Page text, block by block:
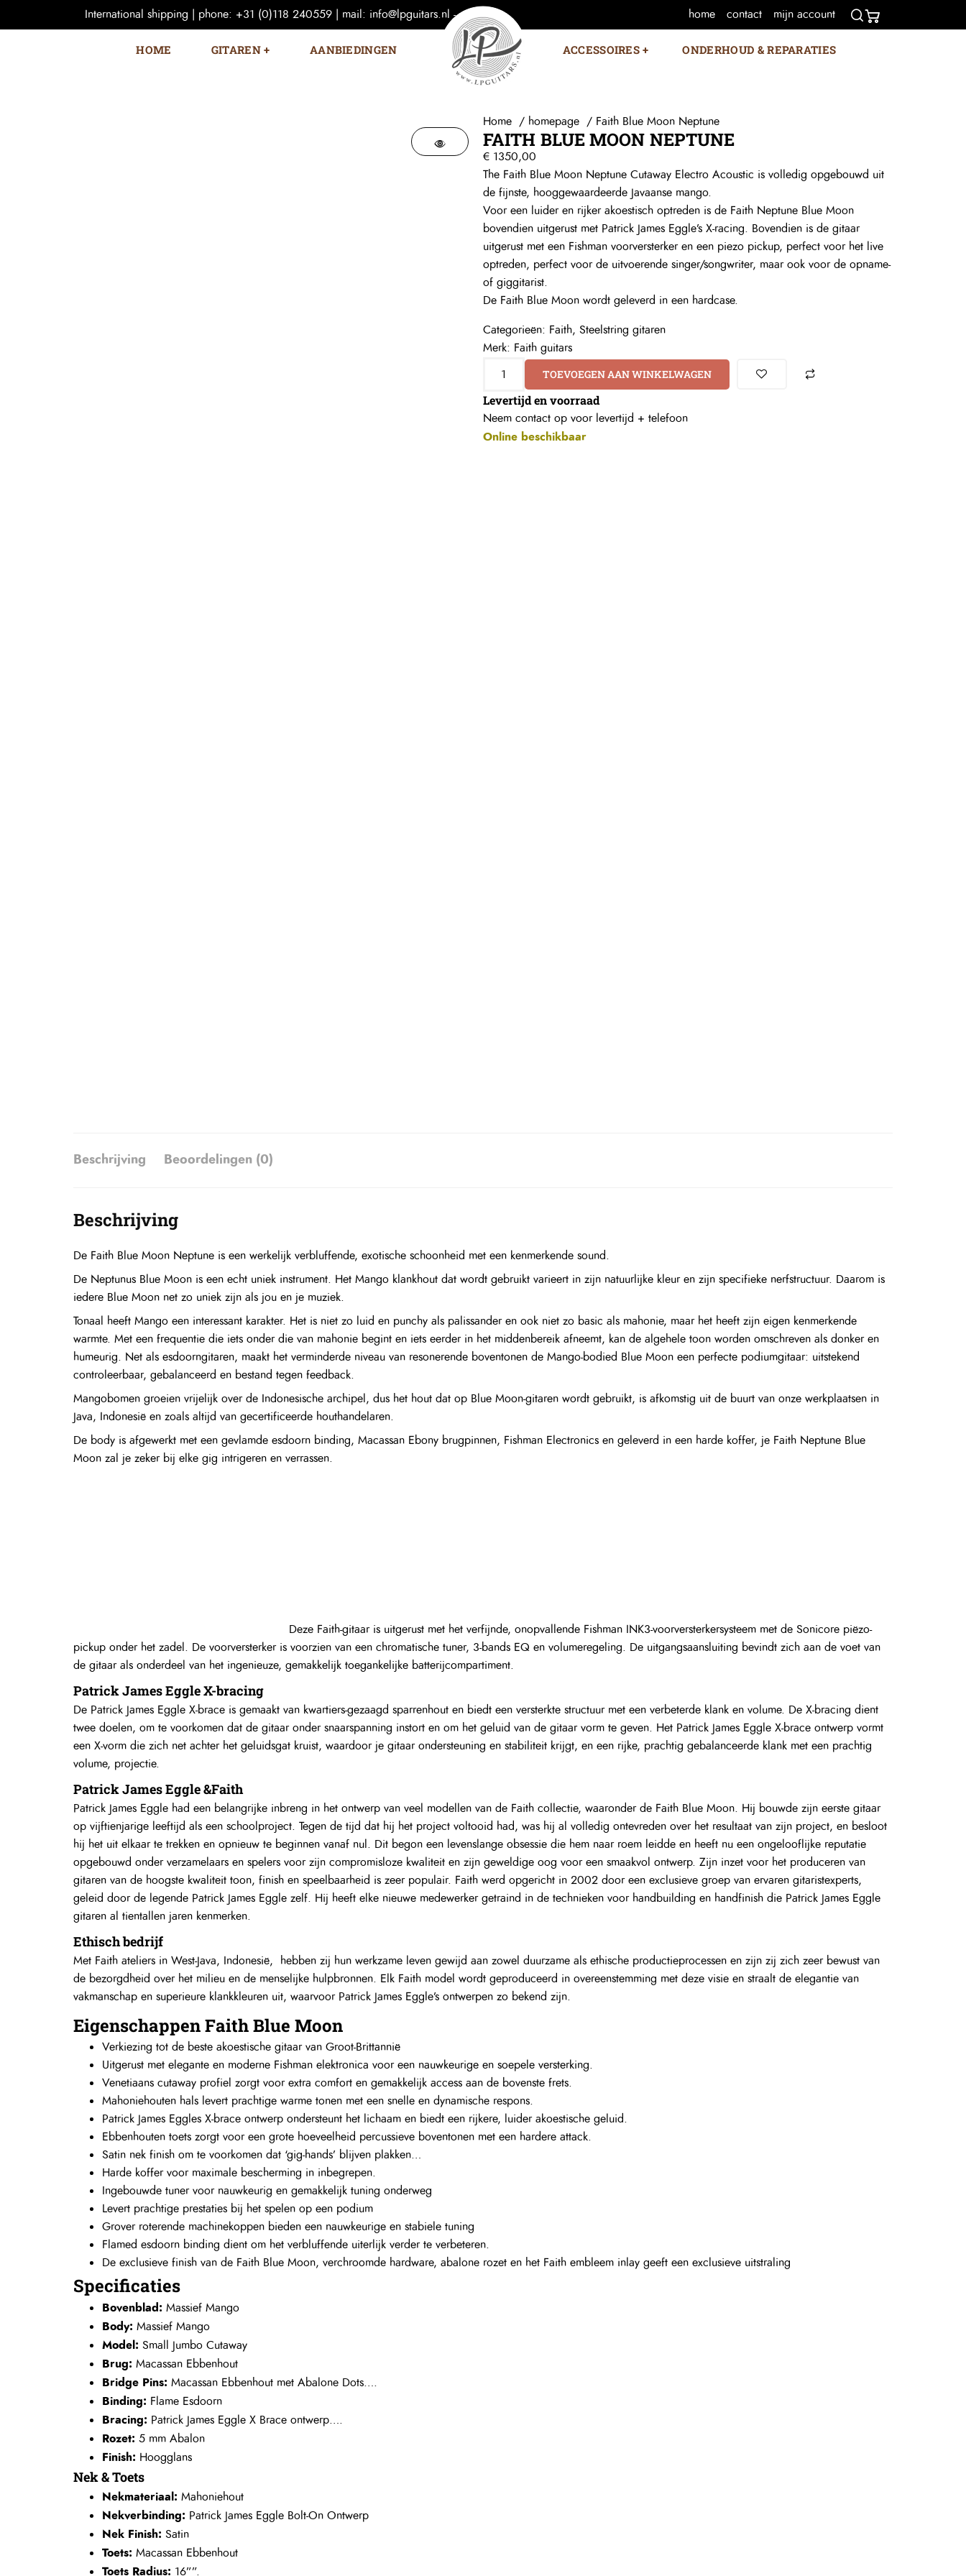
International shipping | phone: +31 (0)118 240559 | mail: info@lpguitars.nl - home contact mijn account
HOME GITAREN AANBIEDINGEN ACCESSOIRES ONDERHOUD & REPARATIES
Home homepage Faith Blue Moon Neptune
FAITH BLUE MOON NEPTUNE
€ 1350,00
The Faith Blue Moon Neptune Cutaway Electro Acoustic is volledig opgebouwd uit
de fijnste, hooggewaardeerde Javaanse mango.
Voor een luider en rijker akoestisch optreden is de Faith Neptune Blue Moon
bovendien uitgerust met Patrick James Eggle’s X-racing. Bovendien is de gitaar
uitgerust met een Fishman voorversterker en een piezo pickup, perfect voor het live
optreden, perfect voor de uitvoerende singer/songwriter, maar ook voor de opname-
of giggitarist.
De Faith Blue Moon wordt geleverd in een hardcase.
Categorieën: Faith, Steelstring gitaren
Merk: Faith guitars
TOEVOEGEN AAN WINKELWAGEN
Levertijd en voorraad
Neem contact op voor levertijd + telefoon
Online beschikbaar
Beschrijving Beoordelingen (0)
Beschrijving
De Faith Blue Moon Neptune is een werkelijk verbluffende, exotische schoonheid met een kenmerkende sound.
De Neptunus Blue Moon is een echt uniek instrument. Het Mango klankhout dat wordt gebruikt varieert in zijn natuurlijke kleur en zijn specifieke nerfstructuur. Daarom is
iedere Blue Moon net zo uniek zijn als jou en je muziek.
Tonaal heeft Mango een interessant karakter. Het is niet zo luid en punchy als palissander en ook niet zo basic als mahonie, maar het heeft zijn eigen kenmerkende
warmte. Met een frequentie die iets onder die van mahonie begint en iets eerder in het middenbereik afneemt, kan de algehele toon worden omschreven als donker en
humeurig. Net als esdoorngitaren, maakt het verminderde niveau van resonerende boventonen de Mango-bodied Blue Moon een perfecte podiumgitaar: uitstekend
controleerbaar, gebalanceerd en bestand tegen feedback.
Mangobomen groeien vrijelijk over de Indonesische archipel, dus het hout dat op Blue Moon-gitaren wordt gebruikt, is afkomstig uit de buurt van onze werkplaatsen in
Java, Indonesië en zoals altijd van gecertificeerde houthandelaren.
De body is afgewerkt met een gevlamde esdoorn binding, Macassan Ebony brugpinnen, Fishman Electronics en geleverd in een harde koffer, je Faith Neptune Blue
Moon zal je zeker bij elke gig intrigeren en verrassen.
Patrick James Eggle &Faith
Patrick James Eggle had een belangrijke inbreng in het ontwerp van veel modellen van de Faith collectie, waaronder de Faith Blue Moon. Hij bouwde zijn eerste gitaar
hij het uit elkaar te trekken en opnieuw te beginnen vanaf nul. Dit begon een levenslange obsessie die hem naar roem leidde en heeft nu een ongelooflijke reputatie
opgebouwd onder verzamelaars en spelers voor zijn compromisloze kwaliteit en zijn geweldige oog voor een smaakvol ontwerp. Zijn inzet voor het produceren van
gitaren van de hoogste kwaliteit toon, finish en speelbaarheid is zeer populair. Faith werd opgericht in 2002 door een exclusieve groep van ervaren gitaristexperts,
geleid door de legende Patrick James Eggle zelf. Hij heeft elke nieuwe medewerker getraind in de technieken voor handbuilding en handfinish die Patrick James Eggle
gitaren al tientallen jaren kenmerken.
Ethisch bedrijf
Met Faith ateliers in West-Java, Indonesië, hebben zij hun werkzame leven gewijd aan zowel duurzame als ethische productieprocessen en zijn zij zich zeer bewust van
de bezorgdheid over het milieu en de menselijke hulpbronnen. Elk Faith model wordt geproduceerd in overeenstemming met deze visie en straalt de elegantie van
vakmanschap en superieure klankkleuren uit, waarvoor Patrick James Eggle’s ontwerpen zo bekend zijn.
Eigenschappen Faith Blue Moon
Verkiezing tot de beste akoestische gitaar van Groot-Brittannië
Uitgerust met elegante en moderne Fishman elektronica voor een nauwkeurige en soepele versterking.
Venetiaans cutaway profiel zorgt voor extra comfort en gemakkelijk access aan de bovenste frets.
Mahoniehouten hals levert prachtige warme tonen met een snelle en dynamische respons.
Patrick James Eggles X-brace ontwerp ondersteunt het lichaam en biedt een rijkere, luider akoestische geluid.
Ebbenhouten toets zorgt voor een grote hoeveelheid percussieve boventonen met een hardere attack.
Satin nek finish om te voorkomen dat ‘gig-hands’ blijven plakken…
Harde koffer voor maximale bescherming in inbegrepen.
Ingebouwde tuner voor nauwkeurig en gemakkelijk tuning onderweg
Levert prachtige prestaties bij het spelen op een podium
Grover roterende machinekoppen bieden een nauwkeurige en stabiele tuning
Flamed esdoorn binding dient om het verbluffende uiterlijk verder te verbeteren.
De exclusieve finish van de Faith Blue Moon, verchroomde hardware, abalone rozet en het Faith embleem inlay geeft een exclusieve uitstraling
Specificaties
Bovenblad:Massief Mango
Body: Massief Mango
Model:Small Jumbo Cutaway
Brug:Macassan Ebbenhout
Bridge Pins:Macassan Ebbenhout met Abalone Dots….
Binding: Flame Esdoorn
Patrick James Eggle X Brace ontwerp….
Rozet:5 mm Abalon
Finish:Hoogglans
Nek & Toets
Nekmateriaal:Mahoniehout
Nekverbinding: Patrick James Eggle Bolt-On Ontwerp
Nek Finish:Satin
Toets:Macassan Ebbenhout
Toets Radius:16””.
Toets Inlays: Moeder van Pearl F’ op 12e Fret….
Moerenmateriaal:
Schaal Lengte:
Hardware& elektronica
Hardware Kleur:Chroom
Tuning Machines:
pickup:Fishman piezo